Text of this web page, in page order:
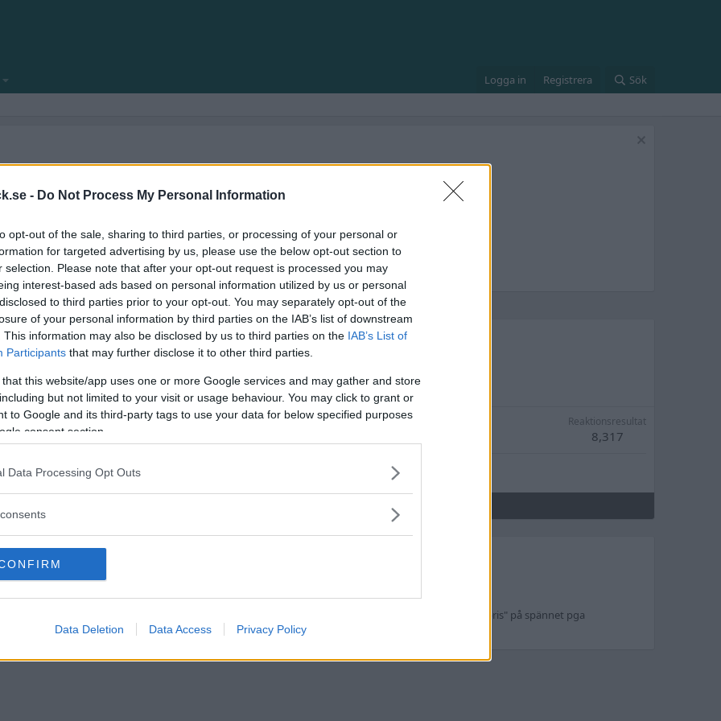
- Do Not Process My Personal Information
opt-out of the sale, sharing to third parties, or processing of your personal or
for targeted advertising by us, please use the below opt-out section to
selection. Please note that after your opt-out request is processed you may
interest-based ads based on personal information utilized by us or personal
to third parties prior to your opt-out. You may separately opt-out of the
of your personal information by third parties on the IAB’s list of downstream
This information may also be disclosed by us to third parties on the IAB’s List of
Participants that may further disclose it to other third parties.
that this website/app uses one or more Google services and may gather and store
but not limited to your visit or usage behaviour. You may click to grant or
to Google and its third-party tags to use your data for below specified purposes
consent section.
Data Processing Opt Outs
Data Deletion Data Access Privacy Policy
Logga in Registrera Sök
någonsin klar att se dagens ljus.
allt fyllt med nya funktioner.
frågeställningar.
Reaktionsresultat
8,317
på Nymans.
för att komplettera "bandet" som jag redan köpt vilket låter lite väl saftigt. Är lovad "ett mycket bra pris" på spännet pga
ett komplett nato skulle tinga över 12K...